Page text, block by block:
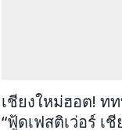
เชียงใหม่ฮอต! ท
“ฟู้ดเฟสติเว่อร์ เ